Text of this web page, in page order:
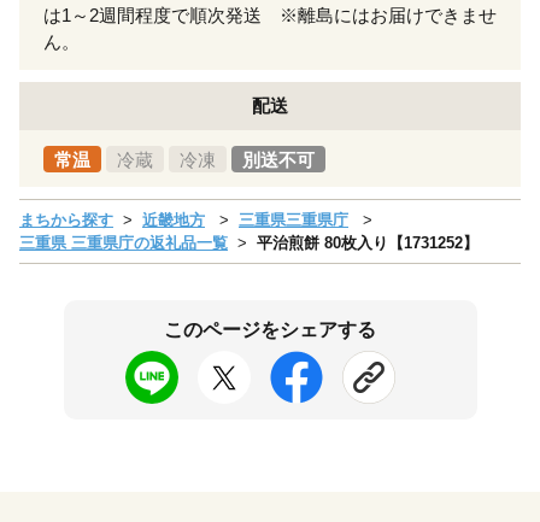
は1～2週間程度で順次発送 ※離島にはお届けできませ
ん。
配送
常温 冷蔵 冷凍 別送不可
まちから探す 近畿地方
三重県三重県庁
三重県 三重県庁の返礼品一覧
平治煎餅 80枚入り【1731252】
このページをシェアする